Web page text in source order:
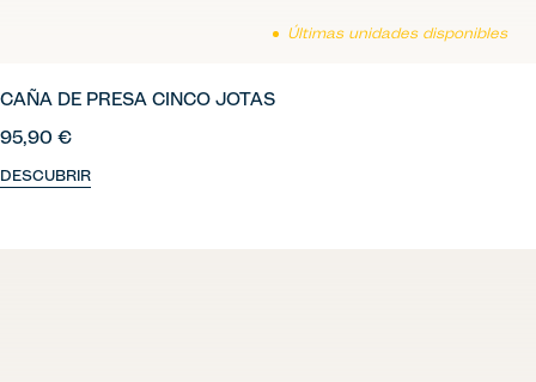
Últimas unidades disponibles
CAÑA DE PRESA CINCO JOTAS
95,90 €
DESCUBRIR